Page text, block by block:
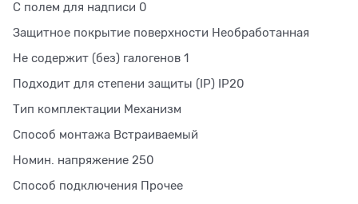
С полем для надписи 0
Защитное покрытие поверхности Необработанная
Не содержит (без) галогенов 1
Подходит для степени защиты (IP) IP20
Тип комплектации Механизм
Способ монтажа Встраиваемый
Номин. напряжение 250
Способ подключения Прочее